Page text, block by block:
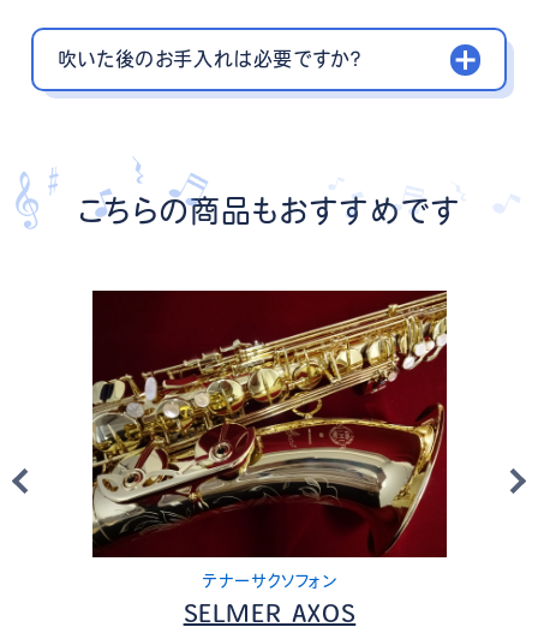
吹いた後のお手入れは必要ですか？
こちらの商品もおすすめです
テナーサクソフォン
SELMER AXOS